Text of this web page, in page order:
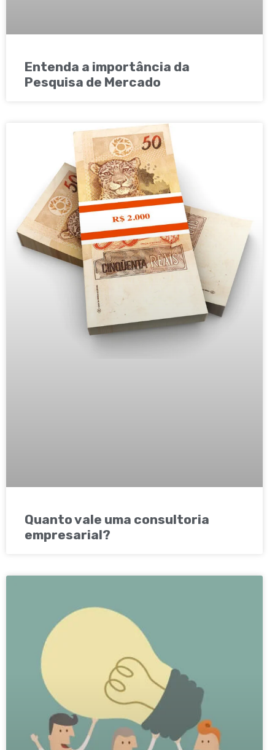
Entenda a importância da
Pesquisa de Mercado
Quanto vale uma consultoria
empresarial?